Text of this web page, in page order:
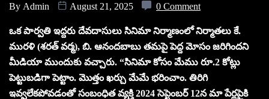
By Admin August 21, 2025 0 Comment
ఒక పార్వతి ఇద్దరు దేవదాసులు సినిమా నిర్మాణంలో నిర్మాతలు కే.
మురళి (శరత్ వర్మ), బి. ఆనందబాబు త‌మ‌పై పెద్ద మోసం జరిగిందని
మీడియా ముందుకు వచ్చారు. “సినిమా కోసం మేము రూ.2 కోట్లు
పెట్టుబడిగా పెట్టాం. మొత్తం ఖర్చు మేమే భరించాం. తిరిగి
ఇవ్వలేకపోవడంతో సంబంధిత వ్యక్తి 2024 సెప్టెంబర్ 12న మా పేర్లపైకి